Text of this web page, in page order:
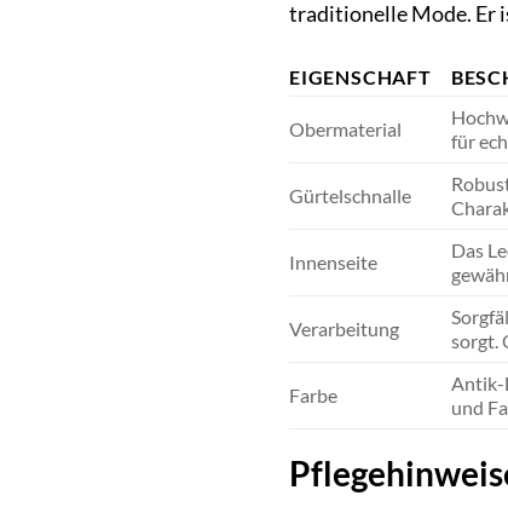
traditionelle Mode. Er
EIGENSCHAFT
Obermaterial
für
Gürtelschnalle
Innenseite
Das
Verarbeitung
sorgt.
Farbe
Antik-
und